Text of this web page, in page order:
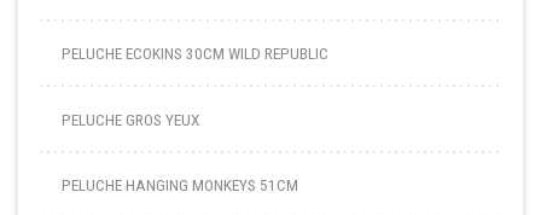
PELUCHE ECOKINS 30CM WILD REPUBLIC
PELUCHE GROS YEUX
PELUCHE HANGING MONKEYS 51CM